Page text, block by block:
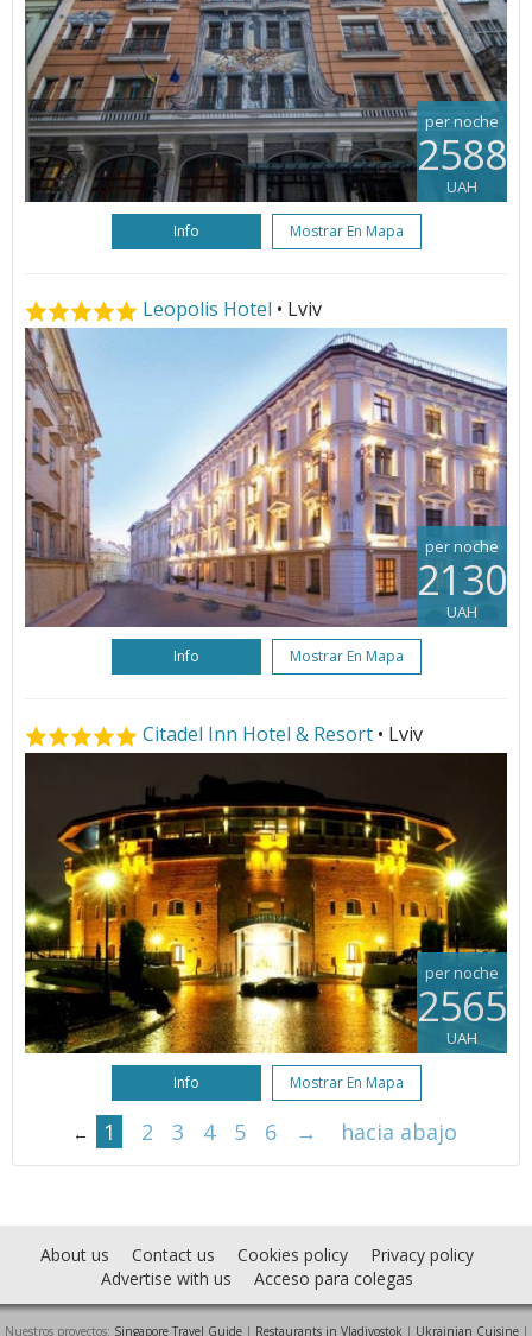
per noche
2588
UAH
Info Mostrar En Mapa
Leopolis Hotel • Lviv
per noche
2130
UAH
Info Mostrar En Mapa
Citadel Inn Hotel & Resort • Lviv
per noche
2565
UAH
Info Mostrar En Mapa
← 1 2 3 4 5 6 → hacia abajo
About us Contact us Cookies policy
Privacy policy
Advertise with us
Acceso para colegas
Nuestros proyectos: Singapore Travel Guide| Restaurants in Vladivostok | Ukrainian Cuisine|